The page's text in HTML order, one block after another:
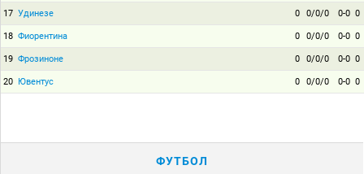
17 Удинезе 0 0/0/0 0-0 0
18 Фиорентина 0 0/0/0 0-0 0
19 Фрозиноне 0 0/0/0 0-0 0
20 Ювентус 0 0/0/0 0-0 0
ФУТБОЛ